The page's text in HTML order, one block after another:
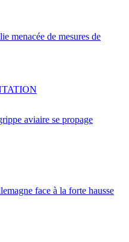
menacée de mesures de
aviaire se propage
face à la forte hausse